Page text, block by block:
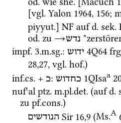
[vgl. Yalon 1964, 156;
piyyut.] NF auf d. sek.
od. zu →נדש
impf. 3.m.sg.: ידוש 4Q64
28,27, vgl. hof.)
inf.cs. + כ: כחדוש 1QIsaa
nufʿal ptz. m.pl.det. (auf d.
zu pf.cons.)
הנודשים Sir 16,9 (Ms.A